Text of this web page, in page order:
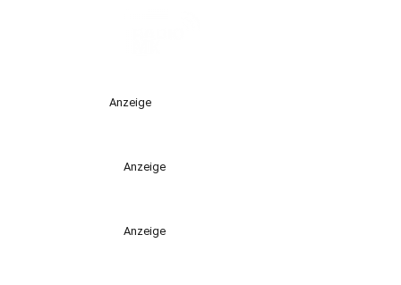
Anzeige
Anzeige
Anzeige